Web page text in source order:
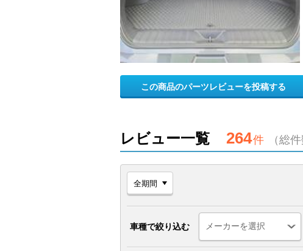
この商品のパーツレビューを投稿する
レビュー一覧 264件 （総
車種で絞り込む